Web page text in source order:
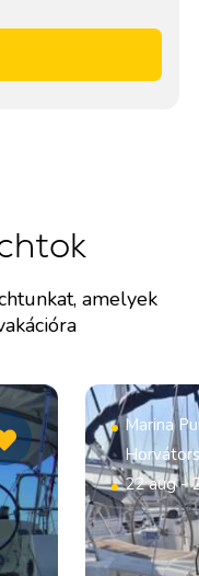
amelyek
Marina
22 aug -